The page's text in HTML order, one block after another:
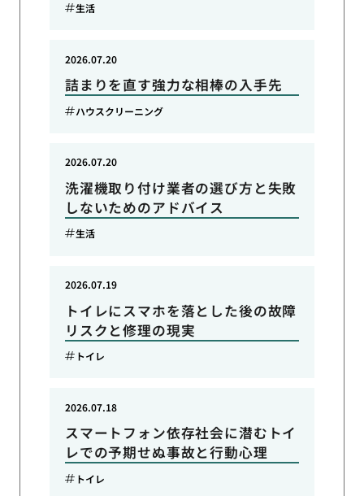
生活
詰まりを直す強力な相棒の入手先
2026.07.20
ハウスクリーニング
洗濯機取り付け業者の選び方と失敗
しないためのアドバイス
2026.07.20
生活
トイレにスマホを落とした後の故障
リスクと修理の現実
2026.07.19
トイレ
スマートフォン依存社会に潜むトイ
レでの予期せぬ事故と行動心理
2026.07.18
トイレ